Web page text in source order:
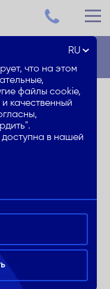
особенным
популярных
и заботиться о
раз в году в
известно и
RU
что на этом
файлы cookie,
качественный
в нашей